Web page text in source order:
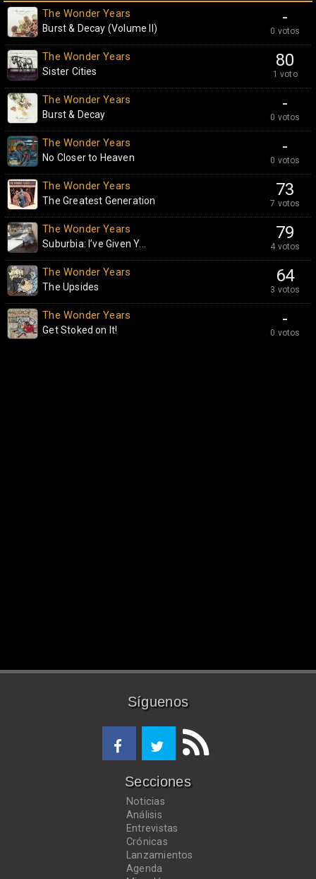
-
0 votos
The Wonder Years
Burst & Decay (Volume II)
80
1 voto
The Wonder Years
Sister Cities
-
0 votos
The Wonder Years
Burst & Decay
-
0 votos
The Wonder Years
No Closer to Heaven
73
7 votos
The Wonder Years
The Greatest Generation
79
4 votos
The Wonder Years
Suburbia: I’ve Given Y...
64
3 votos
The Wonder Years
The Upsides
-
0 votos
The Wonder Years
Get Stoked on It!
Síguenos
Secciones
Noticias
Análisis
Entrevistas
Crónicas
Lanzamientos
Agenda